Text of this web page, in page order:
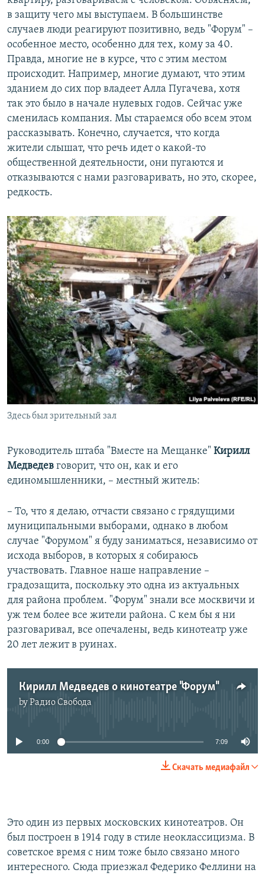
в защиту чего мы выступаем. В большинстве
случаев люди реагируют позитивно, ведь "Форум" –
особенное место, особенно для тех, кому за 40.
Правда, многие не в курсе, что с этим местом
происходит. Например, многие думают, что этим
зданием до сих пор владеет Алла Пугачева, хотя
так это было в начале нулевых годов. Сейчас уже
сменилась компания. Мы стараемся обо всем этом
рассказывать. Конечно, случается, что когда
жители слышат, что речь идет о какой-то
общественной деятельности, они пугаются и
отказываются с нами разговаривать, но это, скорее,
редкость.
Здесь был зрительный зал
Руководитель штаба "Вместе на Мещанке" Кирилл
Медведев говорит, что он, как и его
единомышленники, – местный житель:
– То, что я делаю, отчасти связано с грядущими
муниципальными выборами, однако в любом
случае "Форумом" я буду заниматься, независимо от
исхода выборов, в которых я собираюсь
участвовать. Главное наше направление –
градозащита, поскольку это одна из актуальных
для района проблем. "Форум" знали все москвичи и
уж тем более все жители района. С кем бы я ни
разговаривал, все опечалены, ведь кинотеатр уже
20 лет лежит в руинах.
Кирилл Медведев о кинотеатре "Форум"
byРадио Свобода
No media source currently available
0:00 7:09
Скачать медиафайл
Это один из первых московских кинотеатров. Он
был построен в 1914 году в стиле неоклассицизма. В
советское время с ним тоже было связано много
интересного. Сюда приезжал Федерико Феллини на